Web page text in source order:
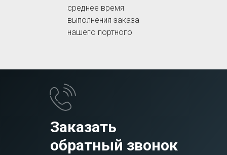
среднее время
выполнения заказа
нашего портного
Заказать
обратный звонок